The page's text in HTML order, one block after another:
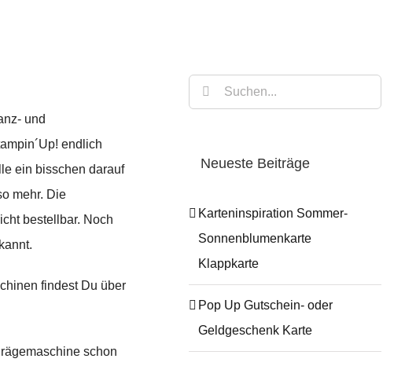
und
endlich
ein bisschen darauf
mehr. Die
bestellbar. Noch
findest Du über
schon
Suche
nach:
Neueste Beiträge
Karteninspiration Sommer-
Sonnenblumenkarte
Klappkarte
Pop Up Gutschein- oder
Geldgeschenk Karte